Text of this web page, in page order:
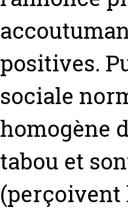
positives.
sociale
homogène
tabou et
(perçoivent